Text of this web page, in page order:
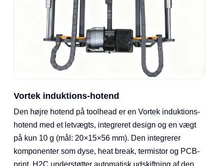
Vortek induktions-hotend
Den højre hotend på toolhead er en Vortek induktions-
hotend med et letvægts, integreret design og en vægt
på kun 10 g (mål: 20×15×56 mm). Den integrerer
komponenter som dyse, heat break, termistor og PCB-